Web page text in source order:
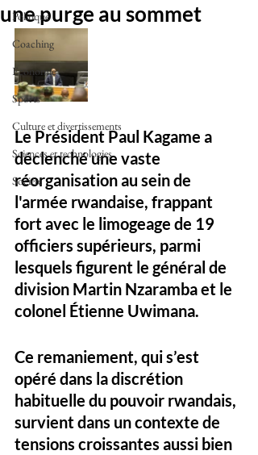
Politique
Coaching
Economie
Sports
Culture et divertissements
Sciences et technologies
Société
une purge au sommet
Le Président Paul Kagame a
déclenché une vaste
réorganisation au sein de
l'armée rwandaise, frappant
fort avec le limogeage de 19
officiers supérieurs, parmi
lesquels figurent le général de
division Martin Nzaramba et le
colonel Étienne Uwimana.
Ce remaniement, qui s’est
opéré dans la discrétion
habituelle du pouvoir rwandais,
survient dans un contexte de
tensions croissantes aussi bien